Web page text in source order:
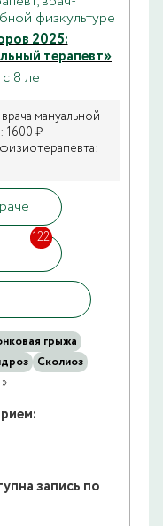
физкультуре
2025:
терапевт»
8 лет
мануальной
1600 ₽
122
грыжа
Сколиоз
запись по